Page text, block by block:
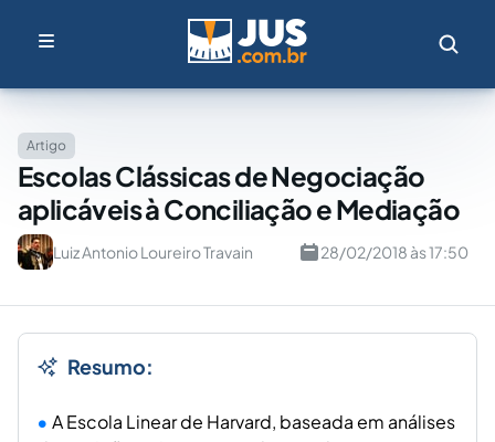
Artigo
Escolas Clássicas de Negociação
aplicáveis à Conciliação e Mediação
Luiz Antonio Loureiro Travain 28/02/2018 às 17:50
Resumo:
A Escola Linear de Harvard, baseada em análises